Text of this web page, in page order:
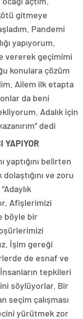
gitmeye
Pandemi
yapıyorum.
vererek geçimimi
konulara çözüm
Ailem ilk etapta
da beni
Adalık için
dedi
YAPIYOR
yaptığını belirten
ve zoru
Afişlerimizi
böyle bir
İşim gereği
de esnaf ve
tepkileri
söylüyorlar. Bir
seçim çalışması
yürütmek zor